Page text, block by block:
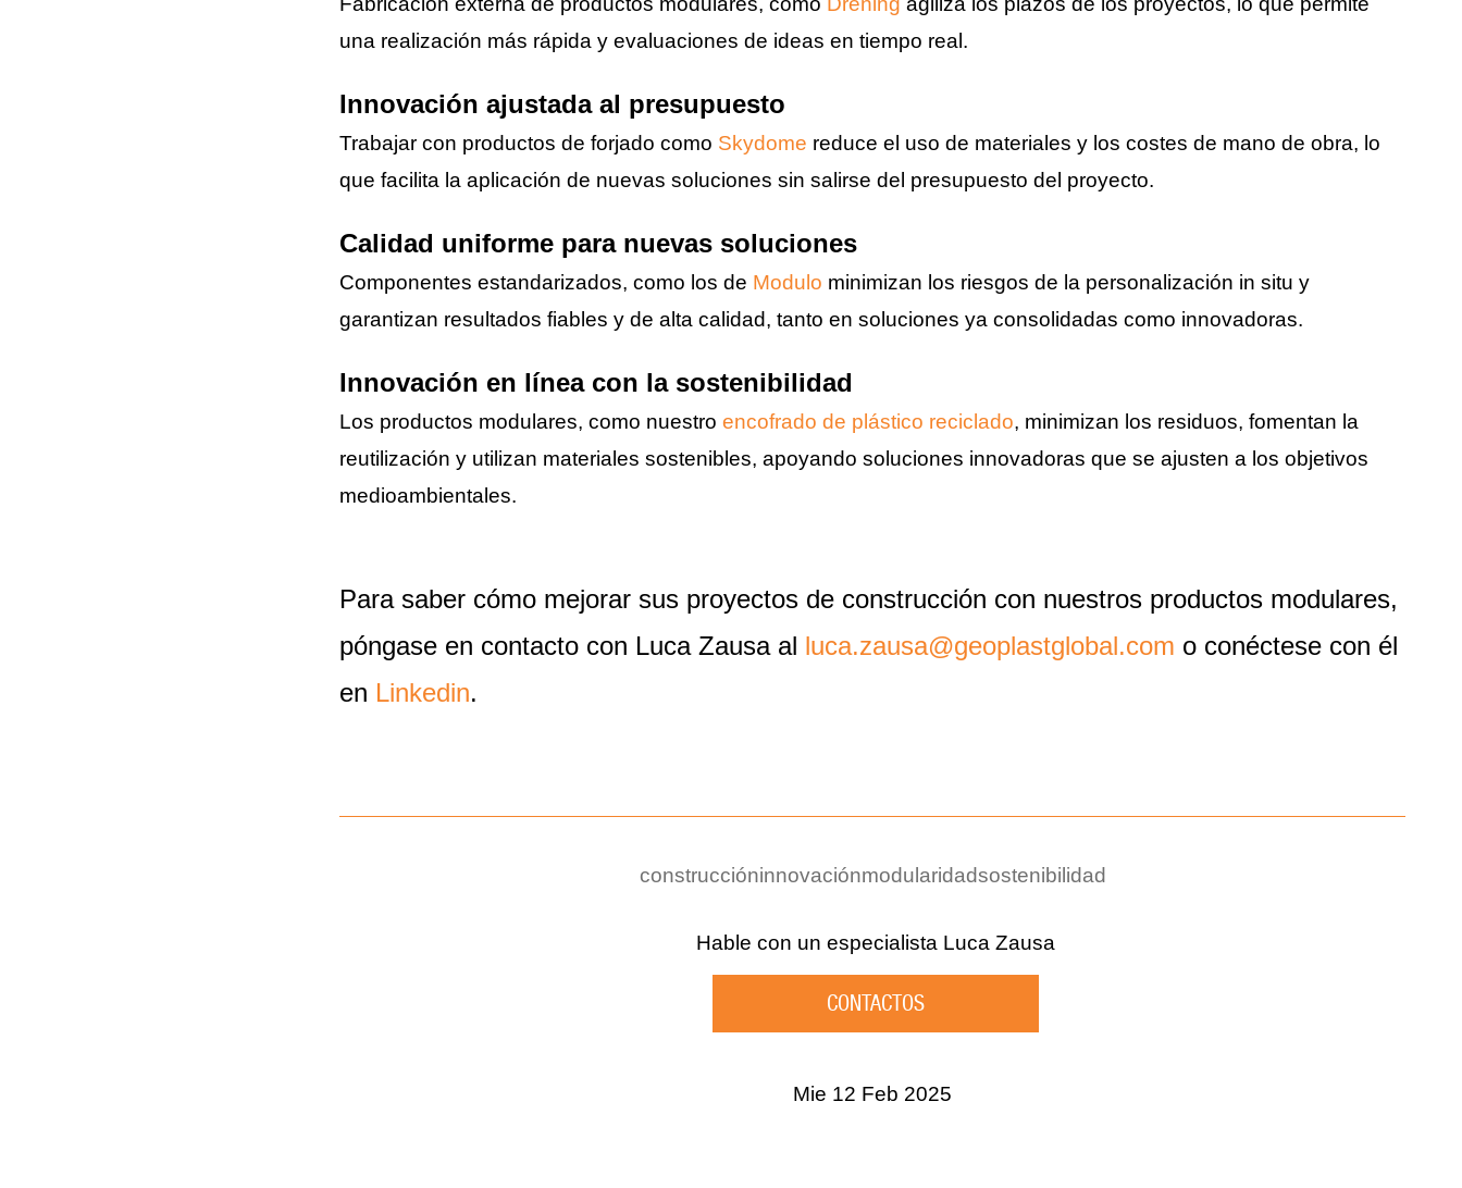
una realización más rápida y evaluaciones de ideas en tiempo real.
Innovación ajustada al presupuesto
Trabajar con productos de forjado como Skydome reduce el uso de materiales y los costes de mano de obra, lo
que facilita la aplicación de nuevas soluciones sin salirse del presupuesto del proyecto.
Calidad uniforme para nuevas soluciones
Componentes estandarizados, como los de Modulo minimizan los riesgos de la personalización in situ y
garantizan resultados fiables y de alta calidad, tanto en soluciones ya consolidadas como innovadoras.
Innovación en línea con la sostenibilidad
Los productos modulares, como nuestro encofrado de plástico reciclado, minimizan los residuos, fomentan la
reutilización y utilizan materiales sostenibles, apoyando soluciones innovadoras que se ajusten a los objetivos
medioambientales.
Para saber cómo mejorar sus proyectos de construcción con nuestros productos modulares,
póngase en contacto con Luca Zausa al luca.zausa@geoplastglobal.com o conéctese con él
en Linkedin.
construccióninnovaciónmodularidadsostenibilidad
Hable con un especialista Luca Zausa
CONTACTOS
Mie 12 Feb 2025